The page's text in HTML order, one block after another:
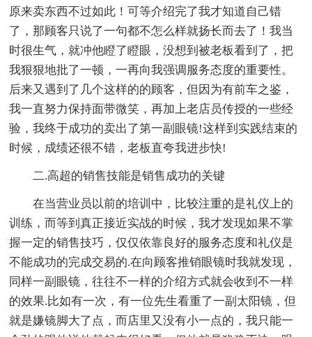
原来卖东西不过如此！可等介绍完了我才知道自己错
了，那顾客只说了一句都不怎么样就扬长而去了！我当
时很生气，就冲他瞪了瞪眼，没想到被老板看到了，把
我狠狠地批了一顿，一再向我强调服务态度的重要性。
后来又遇到了几个这样的的顾客，但因为有前车之鉴，
我一直努力保持面带微笑，再加上老店员传授的一些经
验，我终于成功的卖出了第一副眼镜!这样到实践结束的
时候，成绩还很不错，老板直夸我进步快!
二.高超的销售技能是销售成功的关键
在当营业员以前的培训中，比较注重的是礼仪上的
训练，而等到真正接近实战的时候，我才发现如果不掌
握一定的销售技巧，仅仅依靠良好的服务态度和礼仪是
不能成功的完成交易的.在向顾客推销眼镜时我就发现，
同样一副眼镜，往往不一样的介绍方式就会收到不一样
的效果.比如有一次，有一位先生看重了一副太阳镜，但
就是嫌镜脚大了点，而店里又没有小一点的，我只能一